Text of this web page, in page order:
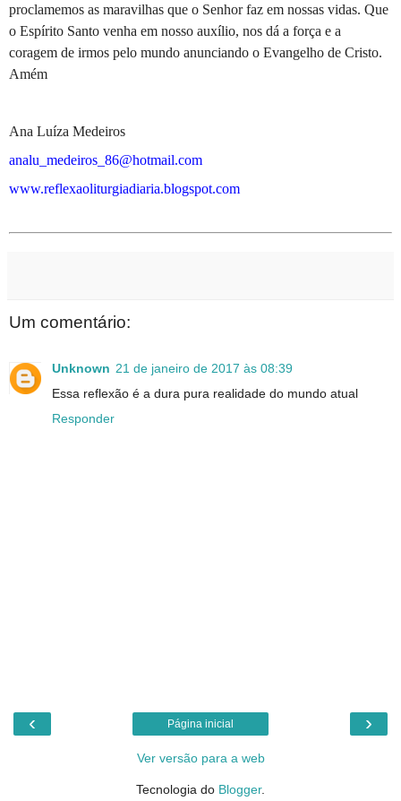
proclamemos as maravilhas que o Senhor faz em nossas vidas. Que
o Espírito Santo venha em nosso auxílio, nos dá a força e a
coragem de irmos pelo mundo anunciando o Evangelho de Cristo.
Amém
Ana Luíza Medeiros
analu_medeiros_86@hotmail.com
www.reflexaoliturgiadiaria.blogspot.com
Um comentário:
Unknown 21 de janeiro de 2017 às 08:39
Essa reflexão é a dura pura realidade do mundo atual
Responder
‹ ›
Página inicial
Ver versão para a web
Tecnologia do Blogger.